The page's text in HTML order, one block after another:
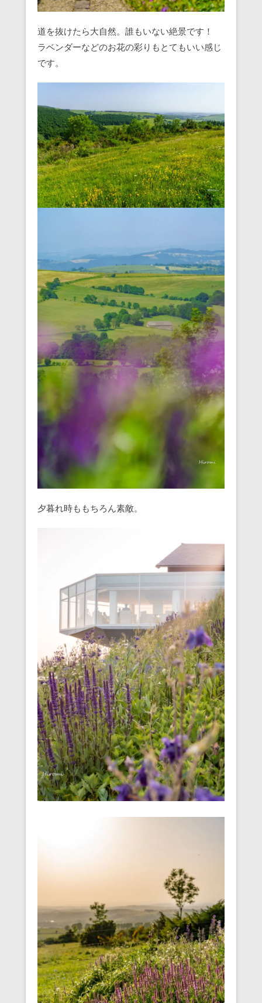
道を抜けたら大自然。誰もいない絶景です！
ラベンダーなどのお花の彩りもとてもいい感じ
です。
夕暮れ時ももちろん素敵。